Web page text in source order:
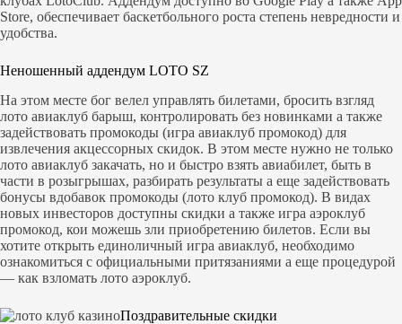
Store, обеспечивает баскетбольного роста степень невредности и
удобства.
Неношенный аддендум LOTO SZ
На этом месте бог велел управлять билетами, бросить взгляд
лото авиаклуб барыш, контролировать без новинками а также
задействовать промокоды (игра авиаклуб промокод) для
извлечения акцессорных скидок. В этом месте нужно не только
лото авиаклуб закачать, но и быстро взять авиабилет, быть в
части в розыгрышах, разбирать результаты а еще задействовать
бонусы вдобавок промокоды (лото клуб промокод). В видах
новых инвесторов доступны скидки а также игра аэроклуб
промокод, кои можешь зли приобретению билетов. Если вы
хотите открыть единоличный игра авиаклуб, необходимо
ознакомиться с официальными притязаниями а еще процедурой
— как взломать лото аэроклуб.
Поздравительные скидки